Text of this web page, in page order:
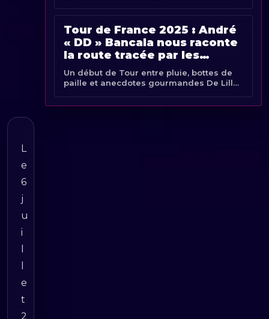
l’étape, favoris et sprinteurs ont reconnu
cette [...]
Tour de France 2025 : André
« DD » Bancala nous raconte
la route tracée par les
Départements de France
Un début de Tour entre pluie, bottes de
paille et anecdotes gourmandes De Lille
L
e
6
j
u
i
e
t
2